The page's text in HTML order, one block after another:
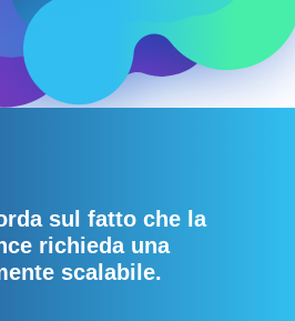
sul fatto che la
richieda una